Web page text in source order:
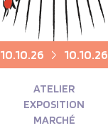
10.10.26 10.10.26
ATELIER
EXPOSITION
MARCHÉ